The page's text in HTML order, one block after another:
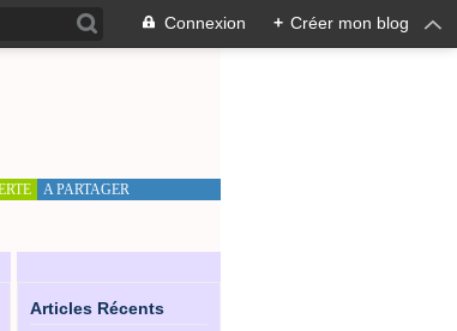
Connexion + Créer mon blog
A PARTAGER
Articles Récents